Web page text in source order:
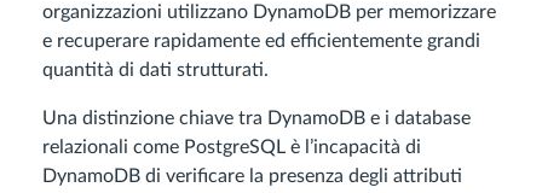
organizzazioni utilizzano DynamoDB per memorizzare
e recuperare rapidamente ed efficientemente grandi
quantità di dati strutturati.
Una distinzione chiave tra DynamoDB e i database
relazionali come PostgreSQL è l’incapacità di
DynamoDB di verificare la presenza degli attributi